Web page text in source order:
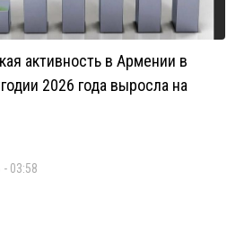
активность в Армении в
2026 года выросла на
- 03:58